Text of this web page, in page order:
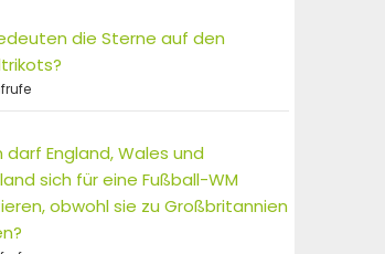
die Sterne auf den
darf England, Wales und
sich für eine Fußball-WM
obwohl sie zu Großbritannien